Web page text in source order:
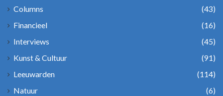
Columns
(43)
Financieel
(16)
Interviews
(45)
Kunst & Cultuur
(91)
Leeuwarden
(114)
Natuur
(6)